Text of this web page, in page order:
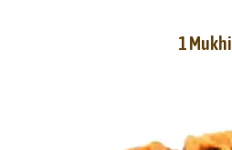
1 Mukhi